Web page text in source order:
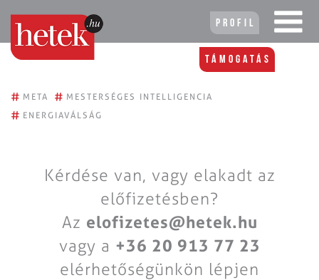
Profil
Támogatás
# META # MESTERSÉGES INTELLIGENCIA
# ENERGIAVÁLSÁG
Kérdése van, vagy elakadt az
előfizetésben?
Az elofizetes@hetek.hu
vagy a +36 20 913 77 23
elérhetőségünkön lépjen